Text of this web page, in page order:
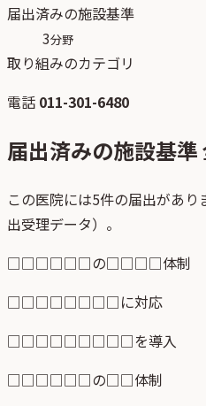
届出済みの施設基準
3分野
取り組みのカテゴリ
電話 011-301-6480
届出済みの施設基準
この医院には5件の届出があ
出受理データ）。
□□□□□□の□□□□体制
□□□□□□□□に対応
□□□□□□□□□を導入
□□□□□□の□□体制